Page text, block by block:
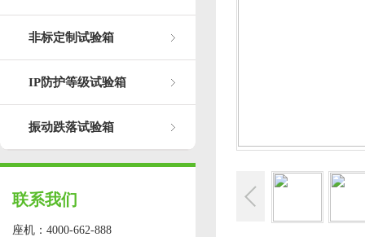
非标定制试验箱
IP防护等级试验箱
振动跌落试验箱
联系我们
座机：4000-662-888